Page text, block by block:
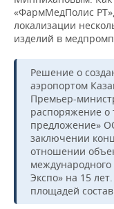
«ФармМедПолис
локализации
изделий в
Решение о
аэропортом
Премьер-
распоряжение о
предложение»
заключении
отношении
Экспо» на 15
площадей